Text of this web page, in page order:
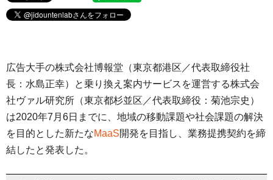
広告大手の株式会社博報堂（東京都港区／代表取締役社
⻑：⽔島正幸）と乗り換え案内サービスを運営する株式会
社ヴァル研究所（東京都杉並区／代表取締役：菊池宗史）
は2020年7月6日までに、地域の移動課題や社会課題の解決
を⽬的とした新たなMaaS開発を⽬指し、業務提携契約を締
結したと発表した。